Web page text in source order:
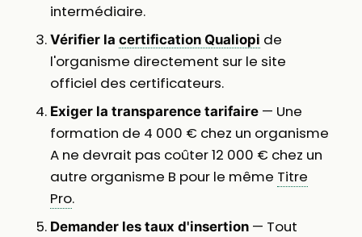
intermédiaire.
Vérifier la certification Qualiopi de
l'organisme directement sur le site
officiel des certificateurs.
Exiger la transparence tarifaire— Une
formation de 4 000 € chez un organisme
A ne devrait pas coûter 12 000 € chez un
autre organisme B pour le même Titre
Pro.
Demander les taux d'insertion— Tout